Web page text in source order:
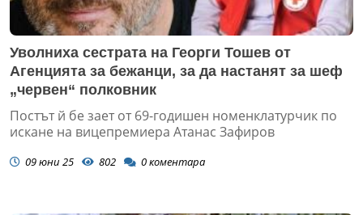
Уволниха сестрата на Георги Тошев от
Агенцията за бежанци, за да настанят за шеф
„червен“ полковник
Постът й бе зает от 69-годишен номенклатурчик по
искане на вицепремиера Атанас Зафиров
09 юни 25 802 0коментара